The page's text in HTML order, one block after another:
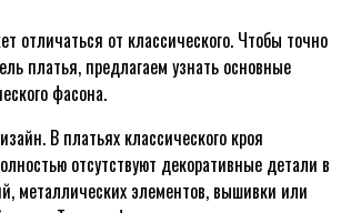
отличаться от классического. Чтобы точно
платья, предлагаем узнать основные
фасона.
В платьях классического кроя
отсутствуют декоративные детали в
металлических элементов, вышивки или